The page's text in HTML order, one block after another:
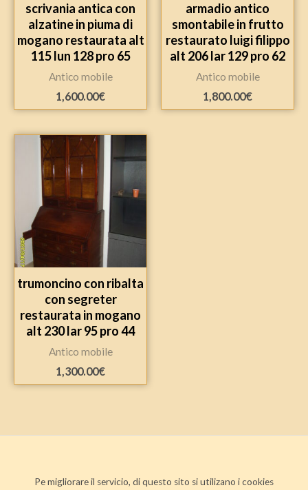
scrivania antica con
alzatine in piuma di
mogano restaurata alt
115 lun 128 pro 65
Antico mobile
1,600.00€
armadio antico
smontabile in frutto
restaurato luigi filippo
alt 206 lar 129 pro 62
Antico mobile
1,800.00€
trumoncino con ribalta
con segreter
restaurata in mogano
alt 230 lar 95 pro 44
Antico mobile
1,300.00€
Pe migliorare il servicio, di questo sito si utilizano i cookies